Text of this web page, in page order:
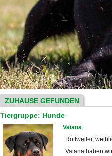
ZUHAUSE GEFUNDEN
Tiergruppe: Hunde
Vaiana
Rottweiler,
Vaiana haben